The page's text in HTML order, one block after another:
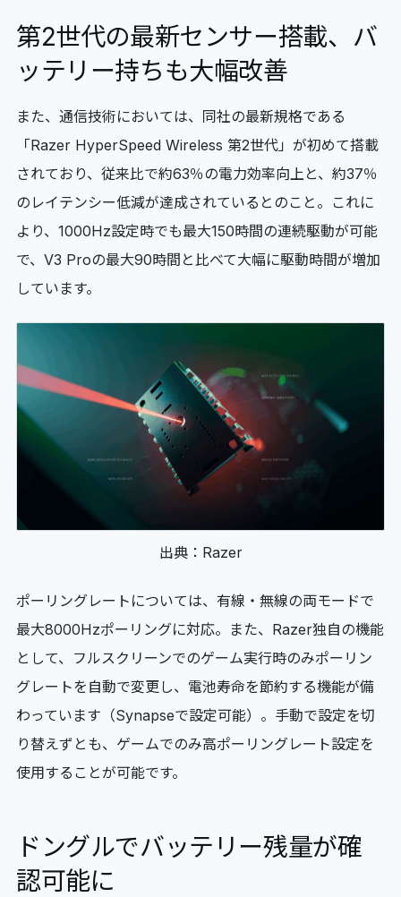
第2世代の最新センサー搭載、バ
ッテリー持ちも大幅改善
また、通信技術においては、同社の最新規格である
「Razer HyperSpeed Wireless 第2世代」が初めて搭載
されており、従来比で約63％の電力効率向上と、約37％
のレイテンシー低減が達成されているとのこと。これに
より、1000Hz設定時でも最大150時間の連続駆動が可能
で、V3 Proの最大90時間と比べて大幅に駆動時間が増加
しています。
出典：Razer
ポーリングレートについては、有線・無線の両モードで
最大8000Hzポーリングに対応。また、Razer独自の機能
として、フルスクリーンでのゲーム実行時のみポーリン
グレートを自動で変更し、電池寿命を節約する機能が備
わっています（Synapseで設定可能）。手動で設定を切
り替えずとも、ゲームでのみ高ポーリングレート設定を
使用することが可能です。
ドングルでバッテリー残量が確
認可能に